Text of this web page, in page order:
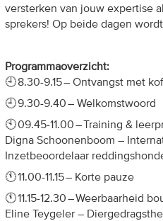
versterken van jouw expertise
sprekers! Op beide dagen
Programmaoverzicht:
🕘8.30-9.15– Ontvangst met
🕘9.30-9.40– Welkomstwoord
🕙09.45-11.00–
Training &
Digna Schoonenboom –
Inzetbeoordelaar
🕚11.00-11.15– Korte pauze
🕚11.15-12.30–Weerbaarheid
E line Teygeler –